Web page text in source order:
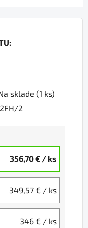
sklade (1 ks)
2FH/2
356,70 € / ks
349,57 € / ks
346 € / ks